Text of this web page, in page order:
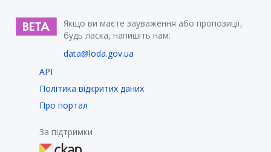
Якщо ви маєте зауваження або пропозиції,
будь ласка, напишіть нам:
data@loda.gov.ua
API
Політика відкритих даних
Про портал
За підтримки